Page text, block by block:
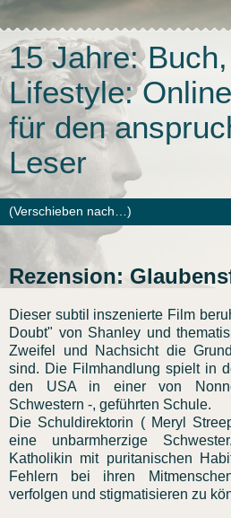
15 Jahre:
Lifestyle:
für den
Leser
Rezension:
Dieser subtil inszenierte Film
Doubt" von Shanley und
Zweifel und Nachsicht die
sind. Die Filmhandlung spielt in
den USA in einer von
Schwestern -, geführten Schule.
Die Schuldirektorin ( Meryl
eine unbarmherzige
Katholikin mit puritanischen
Fehlern bei ihren
verfolgen und stigmatisieren zu